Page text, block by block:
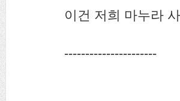
이건 저희 마누라
----------------------